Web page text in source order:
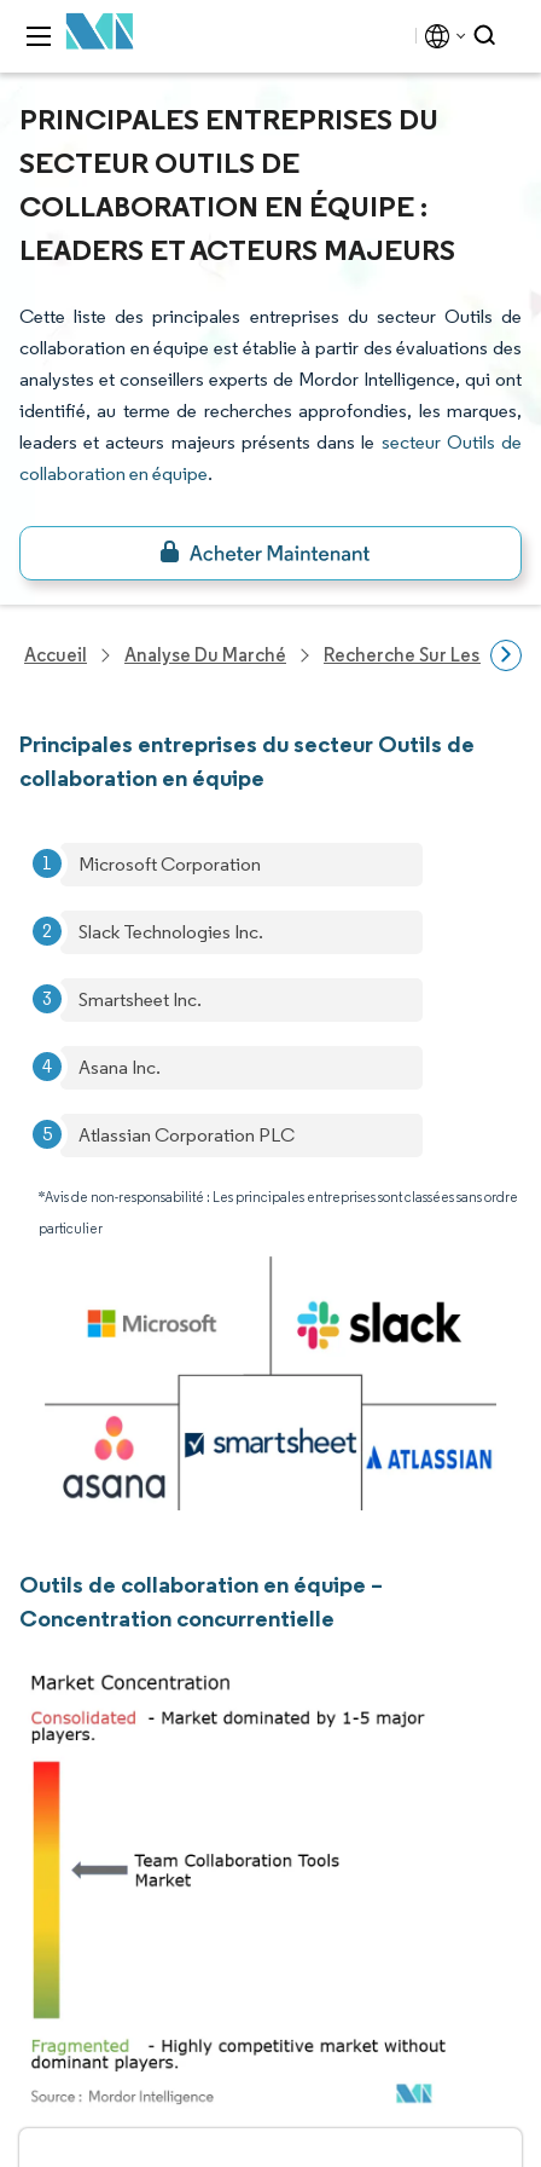
PRINCIPALES ENTREPRISES DU
SECTEUR OUTILS DE
COLLABORATION EN ÉQUIPE :
LEADERS ET ACTEURS MAJEURS
Cette liste des principales entreprises du secteur Outils de
collaboration en équipe est établie à partir des évaluations des
analystes et conseillers experts de Mordor Intelligence, qui ont
identifié, au terme de recherches approfondies, les marques,
leaders et acteurs majeurs présents dans le secteur Outils de
collaboration en équipe.
Accueil Analyse Du Marché Recherche Sur Les
Principales entreprises du secteur Outils de
collaboration en équipe
Microsoft Corporation
Slack Technologies Inc.
Smartsheet Inc.
Asana Inc.
Atlassian Corporation PLC
*Avis de non-responsabilité : Les principales entreprises sont classées sans ordre
particulier
Outils de collaboration en équipe –
Concentration concurrentielle